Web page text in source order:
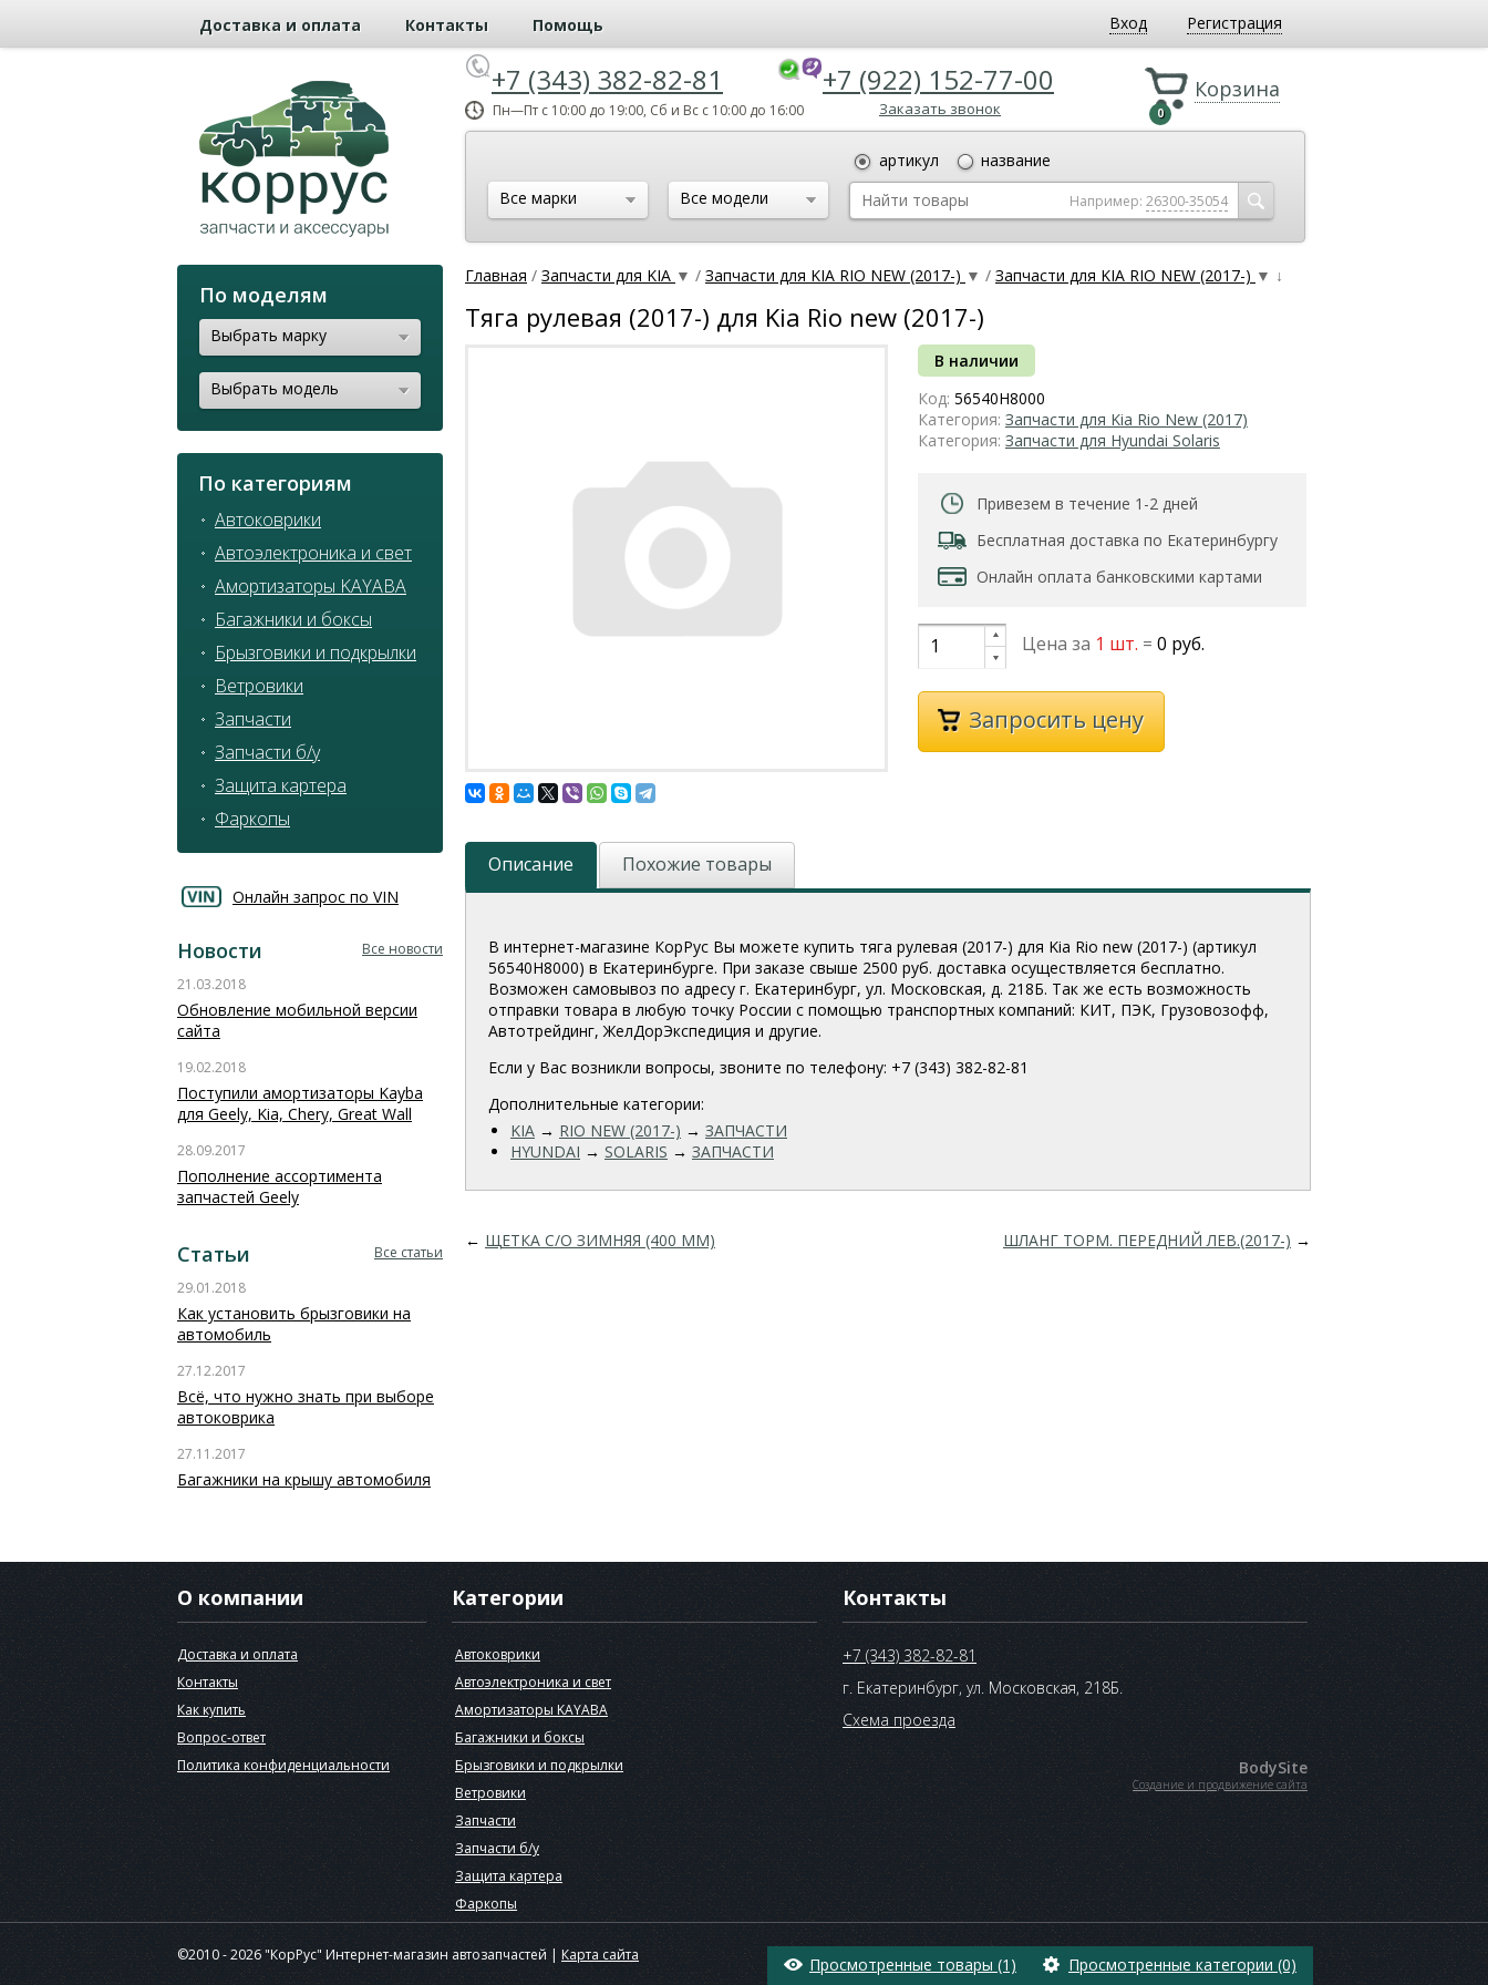
Доставка и оплата Контакты Помощь Вход Регистрация
Корзина
0
+7 (343) 382-82-81 +7 (922) 152-77-00
Пн—Пт с 10:00 до 19:00, Сб и Вс с 10:00 до 16:00 Заказать звонок
Все марки Все модели
артикул название
Например: 26300-35054
По моделям
Выбрать марку
Выбрать модель
По категориям
Автоковрики
Автоэлектроника и свет
Амортизаторы KAYABA
Багажники и боксы
Брызговики и подкрылки
Ветровики
Запчасти
Запчасти б/у
Защита картера
Фаркопы
Онлайн запрос по VIN
Новости
Все новости
21.03.2018
Обновление мобильной версии
сайта
19.02.2018
Поступили амортизаторы Kayba
для Geely, Kia, Chery, Great Wall
28.09.2017
Пополнение ассортимента
запчастей Geely
Статьи
Все статьи
29.01.2018
Как установить брызговики на
автомобиль
27.12.2017
Всё, что нужно знать при выборе
автоковрика
27.11.2017
Багажники на крышу автомобиля
Главная / Запчасти для KIA ▼ / Запчасти для KIA RIO NEW (2017-) ▼ / Запчасти для KIA RIO NEW (2017-) ▼ ↓
Тяга рулевая (2017-) для Kia Rio new (2017-)
В наличии
Код: 56540H8000
Категория: Запчасти для Kia Rio New (2017)
Категория: Запчасти для Hyundai Solaris
Привезем в течение 1-2 дней
Бесплатная доставка по Екатеринбургу
Онлайн оплата банковскими картами
Цена за 1 шт. = 0 руб.
Запросить цену
Описание Похожие товары
В интернет-магазине КорРус Вы можете купить тяга рулевая (2017-) для Kia Rio new (2017-) (артикул
56540H8000) в Екатеринбурге. При заказе свыше 2500 руб. доставка осуществляется бесплатно.
Возможен самовывоз по адресу г. Екатеринбург, ул. Московская, д. 218Б. Так же есть возможность
отправки товара в любую точку России с помощью транспортных компаний: КИТ, ПЭК, Грузовозофф,
Автотрейдинг, ЖелДорЭкспедиция и другие.
Если у Вас возникли вопросы, звоните по телефону: +7 (343) 382-82-81
Дополнительные категории:
KIA → RIO NEW (2017-) → ЗАПЧАСТИ
HYUNDAI → SOLARIS → ЗАПЧАСТИ
← ЩЕТКА С/О ЗИМНЯЯ (400 ММ) ШЛАНГ ТОРМ. ПЕРЕДНИЙ ЛЕВ.(2017-) →
О компании
Доставка и оплата
Контакты
Как купить
Вопрос-ответ
Политика конфиденциальности
Категории
Автоковрики
Автоэлектроника и свет
Амортизаторы KAYABA
Багажники и боксы
Брызговики и подкрылки
Ветровики
Запчасти
Запчасти б/у
Защита картера
Фаркопы
Контакты
+7 (343) 382-82-81
г. Екатеринбург, ул. Московская, 218Б.
Схема проезда
BodySite
Создание и продвижение сайта
©2010 - 2026 "КорРус" Интернет-магазин автозапчастей | Карта сайта Просмотренные товары (1) Просмотренные категории (0)